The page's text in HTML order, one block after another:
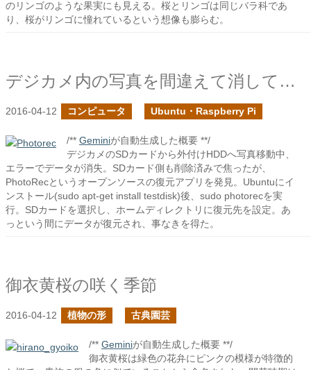
のリンゴのような果実にも見える。桜とリンゴは同じバラ科であ
り、桜がリンゴに憧れているという想像も膨らむ。
デジカメ内の写真を間違えて消してしまった時はPhotoRec！
2016-04-12 コンピュータ Ubuntu・Raspberry Pi
/** Geminiが自動生成した概要 **/
デジカメのSDカードから外付けHDDへ写真移動中、
エラーでデータが消失。SDカード側も削除済みで焦ったが、
PhotoRecというオープンソースの復元アプリを発見。Ubuntuにイ
ンストール(sudo apt-get install testdisk)後、sudo photorecを実
行。SDカードを選択し、ホームディレクトリに復元先を設定。あ
っという間にデータが復元され、事なきを得た。
御衣黄桜の咲く季節
2016-04-12 植物の形 古典園芸
/** Geminiが自動生成した概要 **/
御衣黄桜は緑色の花弁にピンクの模様が特徴的